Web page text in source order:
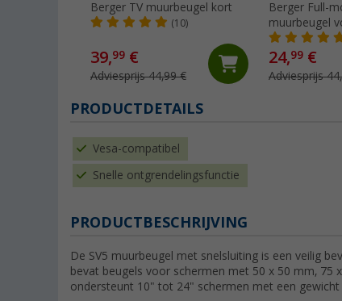
Berger TV muurbeugel kort
(10)
39,99 €
Adviesprijs 44,99 €
Berger Full-
muurbeugel
24,99 €
Adviesprijs
PRODUCTDETAILS
Vesa-compatibel
Snelle ontgrendelingsfunctie
PRODUCTBESCHRIJVING
De SV5 muurbeugel met snelsluiting is een veilig
bevat beugels voor schermen met 50 x 50 mm, 75
ondersteunt 10" tot 24" schermen met een gewicht